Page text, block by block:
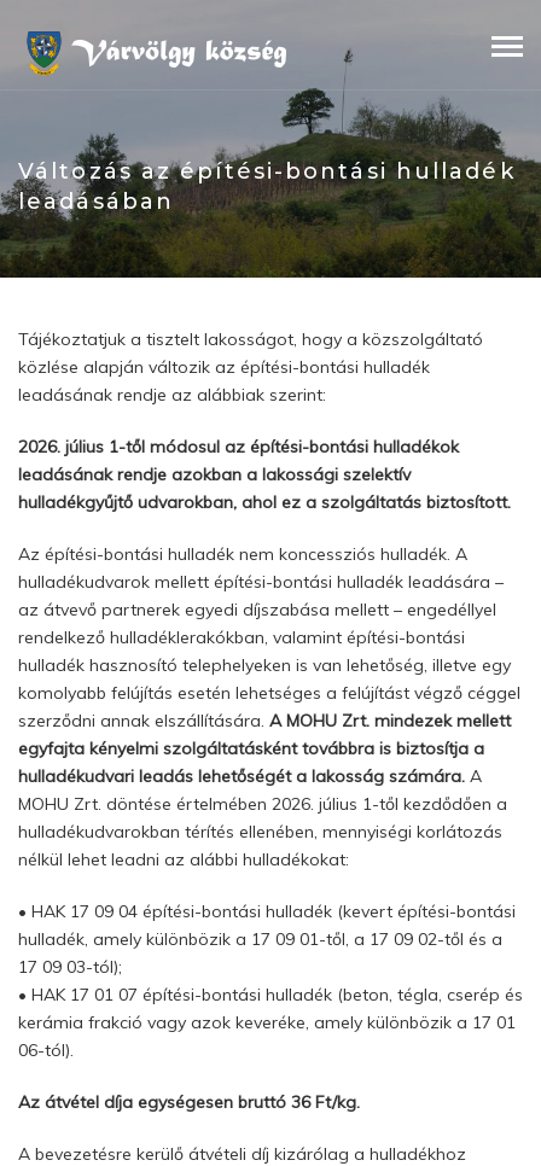
content
Változás az építési-bontási hulladék
leadásában
Tájékoztatjuk a tisztelt lakosságot, hogy a közszolgáltató
közlése alapján változik az építési-bontási hulladék
leadásának rendje az alábbiak szerint:
2026. július 1-től módosul az építési-bontási hulladékok
leadásának rendje azokban a lakossági szelektív
hulladékgyűjtő udvarokban, ahol ez a szolgáltatás biztosított.
Az építési-bontási hulladék nem koncessziós hulladék. A
hulladékudvarok mellett építési-bontási hulladék leadására –
az átvevő partnerek egyedi díjszabása mellett – engedéllyel
rendelkező hulladéklerakókban, valamint építési-bontási
hulladék hasznosító telephelyeken is van lehetőség, illetve egy
komolyabb felújítás esetén lehetséges a felújítást végző céggel
szerződni annak elszállítására. A MOHU Zrt. mindezek mellett
egyfajta kényelmi szolgáltatásként továbbra is biztosítja a
hulladékudvari leadás lehetőségét a lakosság számára. A
MOHU Zrt. döntése értelmében 2026. július 1-től kezdődően a
hulladékudvarokban térítés ellenében, mennyiségi korlátozás
nélkül lehet leadni az alábbi hulladékokat:
• HAK 17 09 04 építési-bontási hulladék (kevert építési-bontási
hulladék, amely különbözik a 17 09 01-től, a 17 09 02-től és a
17 09 03-tól);
• HAK 17 01 07 építési-bontási hulladék (beton, tégla, cserép és
kerámia frakció vagy azok keveréke, amely különbözik a 17 01
06-tól).
Az átvétel díja egységesen bruttó 36 Ft/kg.
A bevezetésre kerülő átvételi díj kizárólag a hulladékhoz